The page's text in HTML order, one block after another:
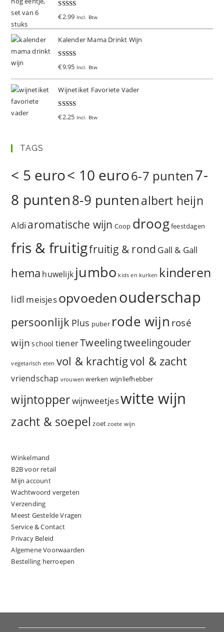
Gewaardeer
€2.99 Incl. Btw
Kalender Mama Drinkt Wijn
Gewaardeer
€9.95 Incl. Btw
Wijnetiket Favoriete Vader
Gewaardeer
€2.25 Incl. Btw
TAGS
< 5 euro< 10 euro6-7 punten7-
8 punten8-9 puntenalbert heijn
Aldi aromatische wijn Coop droogfeestdagen
fris & fruitigfruitig & rond Gall & Gall
hema huwelijk jumbo kids en kurken kinderen
lidl meisjesopvoedenouderschap
persoonlijk Plus puber rode wijn rosé
wijn school tienerTweelingtweelingouder
vegetarisch eten vol & krachtigvol & zacht
vriendschap vrouwen werken wijnliefhebber
wijntopperwijnweetjeswitte wijn
zacht & soepel zoet zoete wijn
Winkelmand
B2B voor retail
Mijn account
Wachtwoord vergeten
Verzending
Meest Gestelde Vragen
Service & Contact
Privacy Beleid
Algemene Voorwaarden
Bestelling herroepen